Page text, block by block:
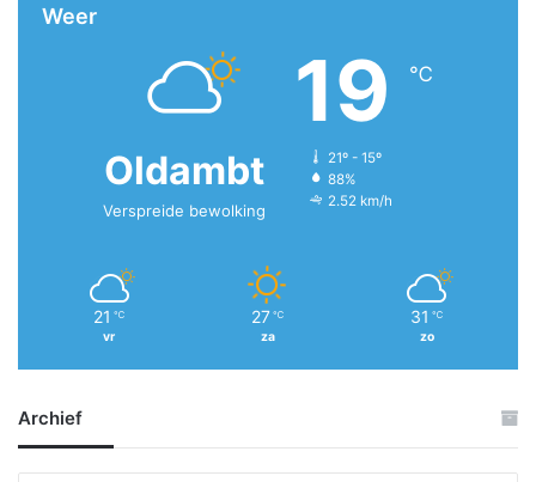
Weer
Oldambt
Verspreide bewolking
19 ℃
21º - 15º
88%
2.52 km/h
21 ℃
vr
27 ℃
za
31 ℃
zo
Archief